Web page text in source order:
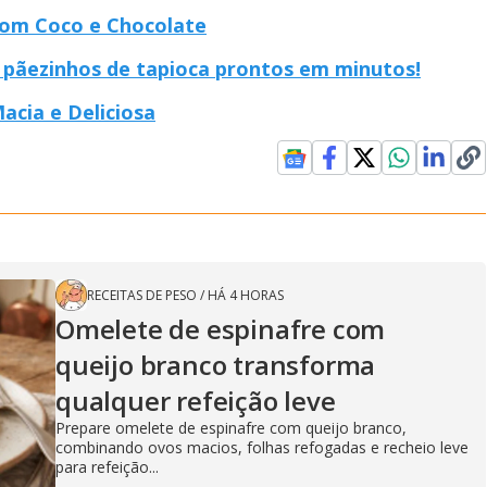
Coco e Chocolate
de tapioca prontos em minutos!
e Deliciosa
RECEITAS DE PESO / HÁ 4 HORAS
Omelete de espinafre com
queijo branco transforma
qualquer refeição leve
Prepare omelete de espinafre com queijo branco,
combinando ovos macios, folhas refogadas e recheio leve
para refeição...